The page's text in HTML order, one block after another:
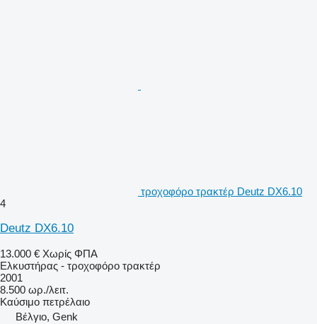
τροχοφόρο τρακτέρ Deutz DX6.10
4
Deutz DX6.10
13.000 € Χωρίς ΦΠΑ
Ελκυστήρας - τροχοφόρο τρακτέρ
2001
8.500 ωρ./λειτ.
Καύσιμο πετρέλαιο
Βέλγιο, Genk